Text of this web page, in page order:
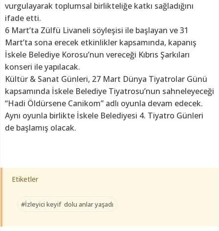
vurgulayarak toplumsal birlikteliğe katkı sağladığını
ifade etti.
6 Mart’ta Zülfü Livaneli söyleşisi ile başlayan ve 31
Mart’ta sona erecek etkinlikler kapsamında, kapanış
İskele Belediye Korosu’nun vereceği Kıbrıs Şarkıları
konseri ile yapılacak.
Kültür & Sanat Günleri, 27 Mart Dünya Tiyatrolar Günü
kapsamında İskele Belediye Tiyatrosu’nun sahneleyeceği
“Hadi Öldürsene Canikom” adlı oyunla devam edecek.
Aynı oyunla birlikte İskele Belediyesi 4. Tiyatro Günleri
de başlamış olacak.
Etiketler
#İzleyici keyif dolu anlar yaşadı